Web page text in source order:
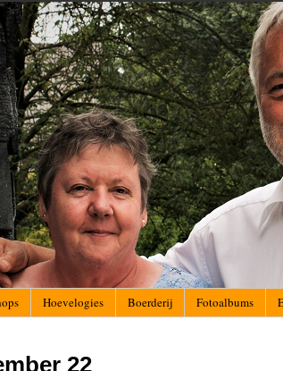
Hoevelogies Boerderij Fotoalbums
22